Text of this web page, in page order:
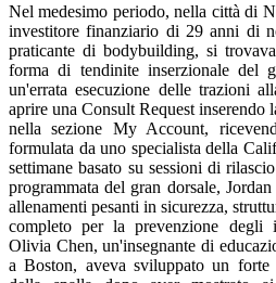
Nel medesimo periodo, nella città di
investitore finanziario di 29 anni di
praticante di bodybuilding, si
forma di tendinite inserzionale del
un'errata esecuzione delle trazioni
aprire una Consult Request inserendo
nella sezione My Account,
formulata da uno specialista della
settimane basato su sessioni di
programmata del gran dorsale,
allenamenti pesanti in sicurezza,
completo per la prevenzione degli
Olivia Chen, un'insegnante di
a Boston, aveva sviluppato un forte